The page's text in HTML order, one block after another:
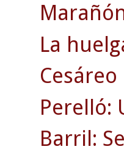
La
Perelló:
Barril: